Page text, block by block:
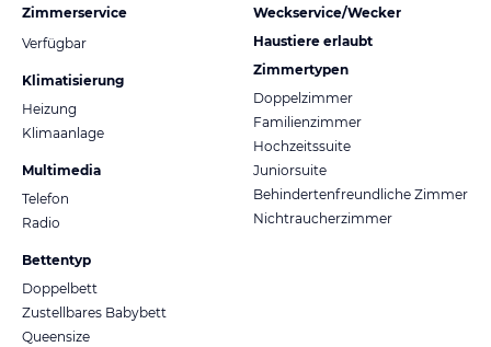
Zimmerservice
Verfügbar
Klimatisierung
Heizung
Klimaanlage
Multimedia
Telefon
Radio
Bettentyp
Doppelbett
Zustellbares Babybett
Queensize
Weckservice/Wecker
Haustiere erlaubt
Zimmertypen
Doppelzimmer
Familienzimmer
Hochzeitssuite
Juniorsuite
Behindertenfreundliche Zimmer
Nichtraucherzimmer